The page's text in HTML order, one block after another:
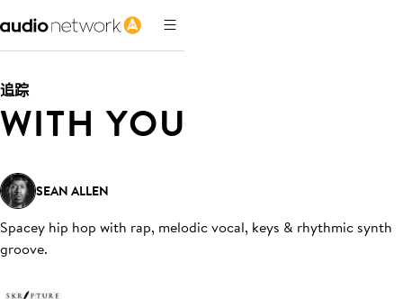
追踪
WITH YOU
SEAN ALLEN
Spacey hip hop with rap, melodic vocal, keys & rhythmic synth
groove.